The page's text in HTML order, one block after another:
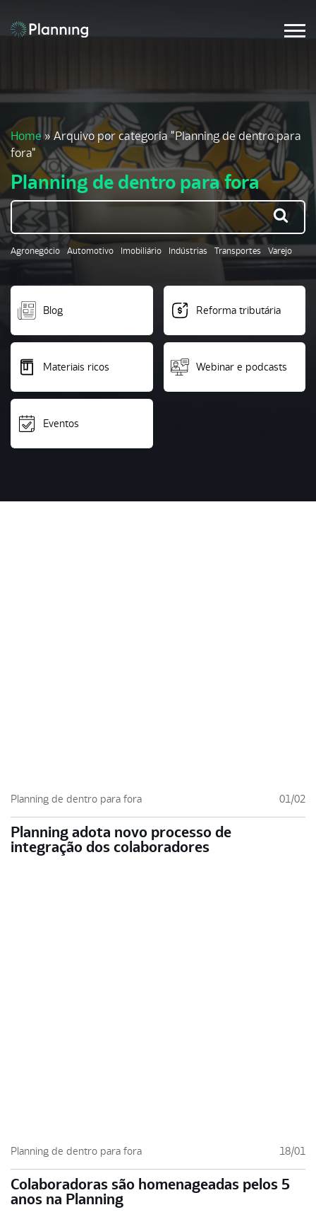
Home» Arquivo por categoria "Planning de dentro para
fora"
Planning de dentro para fora
Agronegócio Automotivo Imobiliário Indústrias Transportes Varejo
Blog Reforma tributária
Materiais ricos Webinar e podcasts
Eventos
Planning de dentro para fora 01/02
Planning adota novo processo de
integração dos colaboradores
Planning de dentro para fora 18/01
Colaboradoras são homenageadas pelos 5
anos na Planning